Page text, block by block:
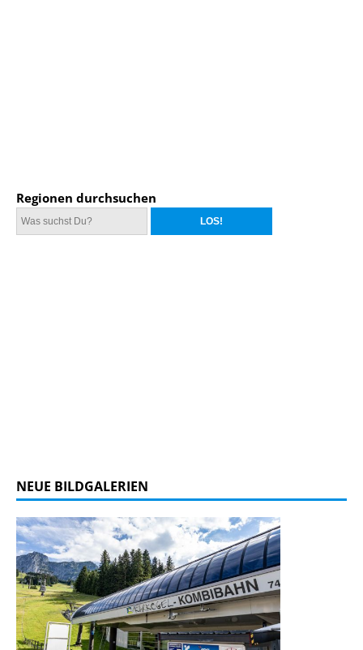
Regionen durchsuchen
NEUE BILDGALERIEN